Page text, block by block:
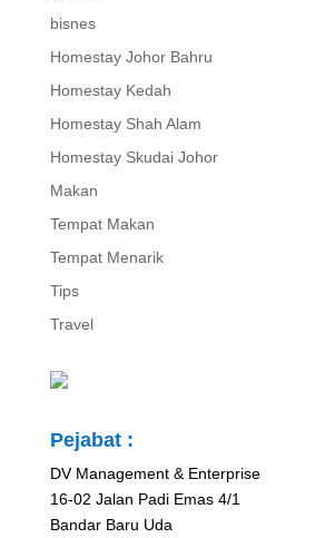
bisnes
Homestay Johor Bahru
Homestay Kedah
Homestay Shah Alam
Homestay Skudai Johor
Makan
Tempat Makan
Tempat Menarik
Tips
Travel
Pejabat :
DV Management & Enterprise
16-02 Jalan Padi Emas 4/1
Bandar Baru Uda